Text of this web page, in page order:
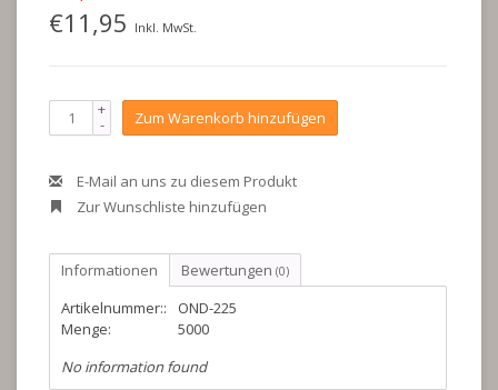
€11,95 Inkl. MwSt.
+
- Zum Warenkorb hinzufügen
E-Mail an uns zu diesem Produkt
Zur Wunschliste hinzufügen
Informationen Bewertungen (0)
Artikelnummer::
OND-225
Menge:
5000
No information found